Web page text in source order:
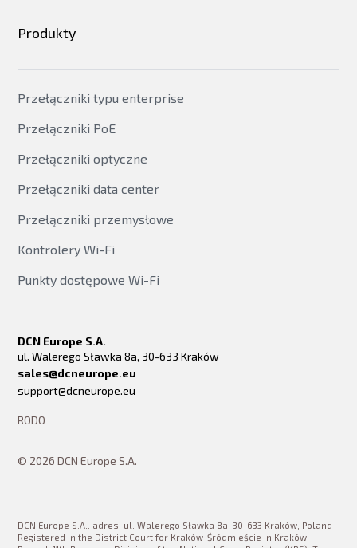
Produkty
Przełączniki typu enterprise
Przełączniki PoE
Przełączniki optyczne
Przełączniki data center
Przełączniki przemysłowe
Kontrolery Wi-Fi
Punkty dostępowe Wi-Fi
DCN Europe S.A.
ul. Walerego Sławka 8a, 30-633 Kraków
sales@dcneurope.eu
support@dcneurope.eu
© 2026 DCN Europe S.A.
RODO
DCN Europe S.A.. adres: ul. Walerego Sławka 8a, 30-633 Kraków, Poland
Registered in the District Court for Kraków-Śródmieście in Kraków,